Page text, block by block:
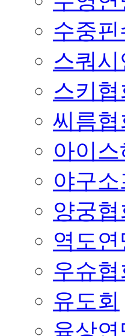
수중핀
스쿼시
스키협
씨름협
아이스
야구소
양궁협
역도연
우슈협
유도회
육상연